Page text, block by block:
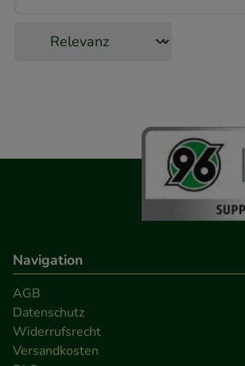
Informationen über die Art und Weise
Werbung auf Drittseiten möglichst
zu gestalten. Bitte beachten Sie,
teilweise an Dritte wie z.B. Google
Medien übertragen werden.
Navigation
AGB
Datenschutz
Widerrufsrecht
Versandkosten